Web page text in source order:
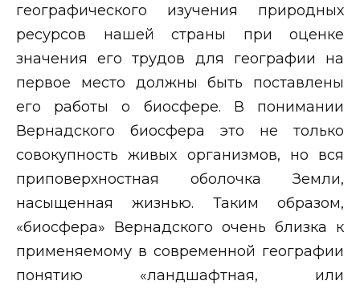
географического изучения природных
ресурсов нашей страны при оценке
значения его трудов для географии на
первое место должны быть поставлены
его работы о биосфере. В понимании
Вернадского биосфера это не только
совокупность живых организмов, но вся
приповерхностная оболочка Земли,
насыщенная жизнью. Таким образом,
«биосфера» Вернадского очень близка к
применяемому в современной географии
понятию «ландшафтная, или